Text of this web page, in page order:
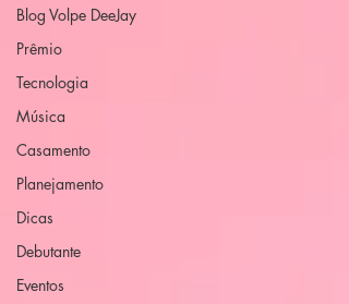
Blog Volpe DeeJay
Prêmio
Tecnologia
Música
Casamento
Planejamento
Dicas
Debutante
Eventos